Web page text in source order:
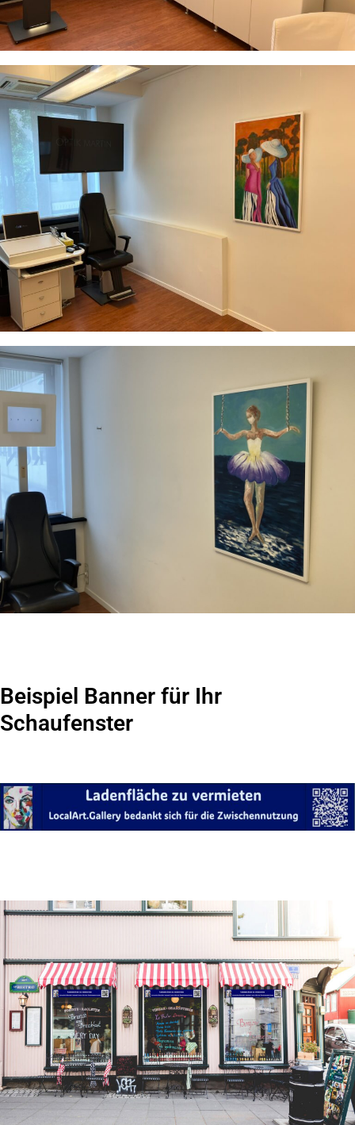
Beispiel Banner für Ihr
Schaufenster